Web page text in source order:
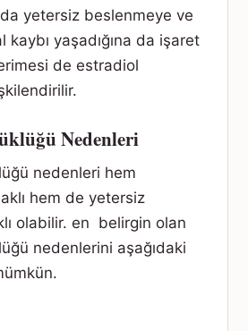
yetersiz beslenmeye ve
yaşadığına da işaret
de estradiol
Nedenleri
nedenleri hem
hem de yetersiz
olabilir. en belirgin olan
nedenlerini aşağıdaki